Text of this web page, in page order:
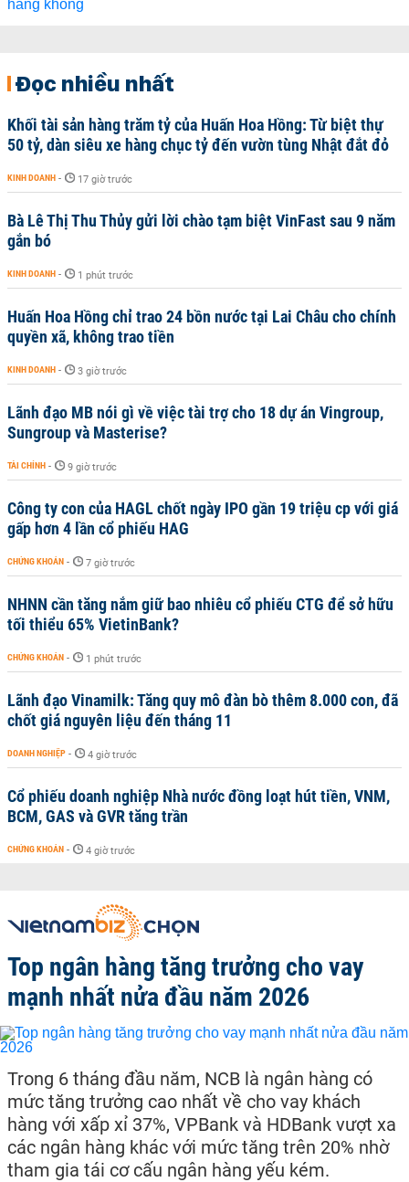
Đọc nhiều nhất
Khối tài sản hàng trăm tỷ của Huấn Hoa Hồng: Từ biệt thự
50 tỷ, dàn siêu xe hàng chục tỷ đến vườn tùng Nhật đắt đỏ
KINH DOANH - 17 giờ trước
Bà Lê Thị Thu Thủy gửi lời chào tạm biệt VinFast sau 9 năm
gắn bó
KINH DOANH - 1 phút trước
Huấn Hoa Hồng chỉ trao 24 bồn nước tại Lai Châu cho chính
quyền xã, không trao tiền
KINH DOANH - 3 giờ trước
Lãnh đạo MB nói gì về việc tài trợ cho 18 dự án Vingroup,
Sungroup và Masterise?
TÀI CHÍNH - 9 giờ trước
Công ty con của HAGL chốt ngày IPO gần 19 triệu cp với giá
gấp hơn 4 lần cổ phiếu HAG
CHỨNG KHOÁN - 7 giờ trước
NHNN cần tăng nắm giữ bao nhiêu cổ phiếu CTG để sở hữu
tối thiểu 65% VietinBank?
CHỨNG KHOÁN - 1 phút trước
Lãnh đạo Vinamilk: Tăng quy mô đàn bò thêm 8.000 con, đã
chốt giá nguyên liệu đến tháng 11
DOANH NGHIỆP - 4 giờ trước
Cổ phiếu doanh nghiệp Nhà nước đồng loạt hút tiền, VNM,
BCM, GAS và GVR tăng trần
CHỨNG KHOÁN - 4 giờ trước
Top ngân hàng tăng trưởng cho vay
mạnh nhất nửa đầu năm 2026
Trong 6 tháng đầu năm, NCB là ngân hàng có
mức tăng trưởng cao nhất về cho vay khách
hàng với xấp xỉ 37%, VPBank và HDBank vượt xa
các ngân hàng khác với mức tăng trên 20% nhờ
tham gia tái cơ cấu ngân hàng yếu kém.